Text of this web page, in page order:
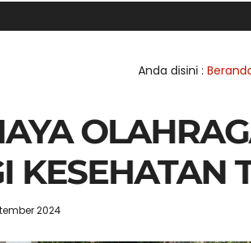
Anda disini :
KESEHATAN
2024